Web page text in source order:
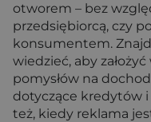
otworem – bez
przedsiębiorcą, czy
konsumentem.
wiedzieć, aby założyć
pomysłów na
dotyczące kredytów i
też, kiedy reklama